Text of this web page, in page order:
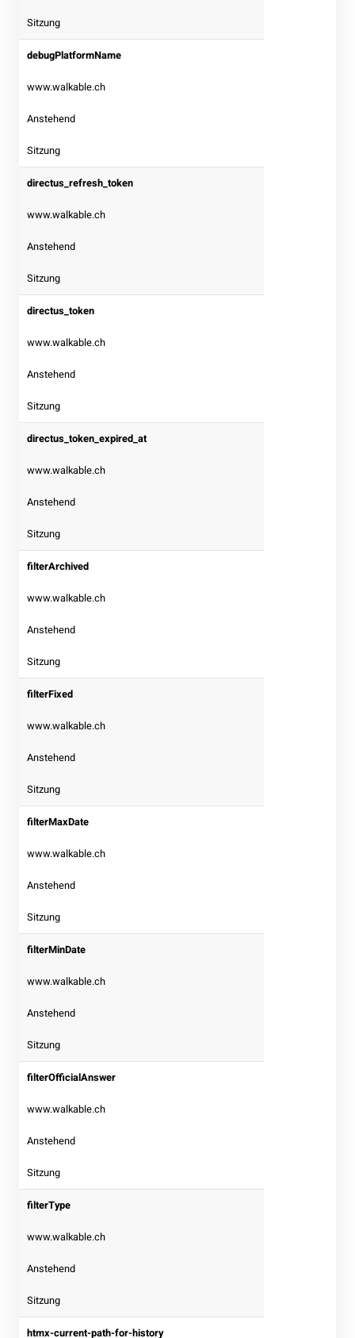
Sitzung
debugPlatformName
www.walkable.ch
Anstehend
Sitzung
directus_refresh_token
www.walkable.ch
Anstehend
Sitzung
directus_token
www.walkable.ch
Anstehend
Sitzung
directus_token_expired_at
www.walkable.ch
Anstehend
Sitzung
filterArchived
www.walkable.ch
Anstehend
Sitzung
filterFixed
www.walkable.ch
Anstehend
Sitzung
filterMaxDate
www.walkable.ch
Anstehend
Sitzung
filterMinDate
www.walkable.ch
Anstehend
Sitzung
filterOfficialAnswer
www.walkable.ch
Anstehend
Sitzung
filterType
www.walkable.ch
Anstehend
Sitzung
htmx-current-path-for-history